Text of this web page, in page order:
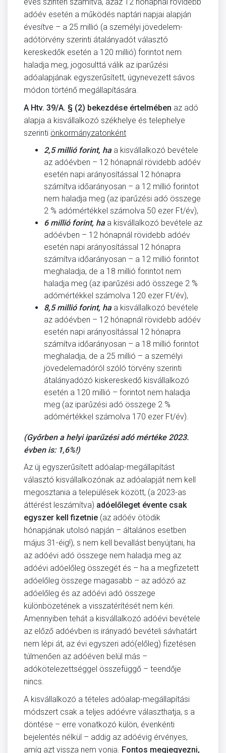
éves szinten számítva, azaz 12 hónapnál rövidebb
adóév esetén a működés naptári napjai alapján
évesítve – a 25 millió (a személyi jövedelem-
adótörvény szerinti átalányadót választó
kereskedők esetén a 120 millió) forintot nem
haladja meg, jogosulttá válik az iparűzési
adóalapjának egyszerűsített, úgynevezett sávos
módon történő megállapítására.
A Htv. 39/A. § (2) bekezdése értelmében az adó
alapja a kisvállalkozó székhelye és telephelye
szerinti önkormányzatonként
2,5 millió forint, haa kisvállalkozó bevétele
az adóévben – 12 hónapnál rövidebb adóév
esetén napi arányosítással 12 hónapra
számítva időarányosan – a 12 millió forintot
nem haladja meg (az iparűzési adó összege
2 % adómértékkel számolva 50 ezer Ft/év),
6 millió forint, haa kisvállalkozó bevétele az
adóévben – 12 hónapnál rövidebb adóév
esetén napi arányosítással 12 hónapra
számítva időarányosan – a 12 millió forintot
meghaladja, de a 18 millió forintot nem
haladja meg (az iparűzési adó összege 2 %
adómértékkel számolva 120 ezer Ft/év),
8,5 millió forint, haa kisvállalkozó bevétele
az adóévben – 12 hónapnál rövidebb adóév
esetén napi arányosítással 12 hónapra
számítva időarányosan – a 18 millió forintot
meghaladja, de a 25 millió – a személyi
jövedelemadóról szóló törvény szerinti
átalányadózó kiskereskedő kisvállalkozó
esetén a 120 millió – forintot nem haladja
meg (az iparűzési adó összege 2 %
adómértékkel számolva 170 ezer Ft/év).
(Győrben a helyi iparűzési adó mértéke 2023.
évben is: 1,6%!)
Az új egyszerűsített adóalap-megállapítást
választó kisvállalkozónak az adóalapját nem kell
megosztania a települések között, (a 2023-as
áttérést leszámítva) adóelőleget évente csak
egyszer kell fizetnie (az adóév ötödik
hónapjának utolsó napján – általános esetben
május 31-éig!), s nem kell bevallást benyújtani, ha
az adóévi adó összege nem haladja meg az
adóévi adóelőleg összegét és – ha a megfizetett
adóelőleg összege magasabb – az adózó az
adóelőleg és az adóévi adó összege
különbözetének a visszatérítését nem kéri.
Amennyiben tehát a kisvállalkozó adóévi bevétele
az előző adóévben is irányadó bevételi sávhatárt
nem lépi át, az évi egyszeri adó(előleg) fizetésen
túlmenően az adóéven belül más –
adókötelezettséggel összefüggő – teendője
nincs.
A kisvállalkozó a tételes adóalap-megállapítási
módszert csak a teljes adóévre választhatja, s a
döntése – erre vonatkozó külön, évenkénti
bejelentés nélkül – addig az adóévig érvényes,
amíg azt vissza nem vonja. Fontos megjegyezni,